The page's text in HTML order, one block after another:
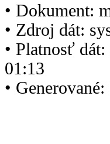
• Dokument:
• Zdroj dát:
• Platnosť
01:13
•